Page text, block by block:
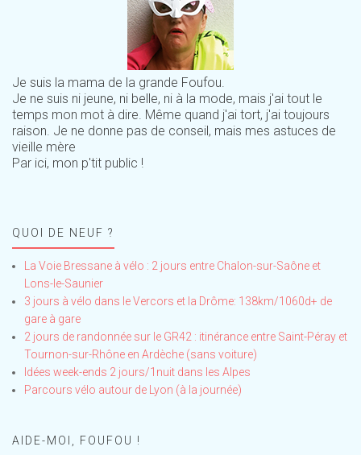
Je suis la mama de la grande Foufou.
Je ne suis ni jeune, ni belle, ni à la mode, mais j'ai tout le
temps mon mot à dire. Même quand j'ai tort, j'ai toujours
raison. Je ne donne pas de conseil, mais mes astuces de
vieille mère
Par ici, mon p'tit public !
QUOI DE NEUF ?
La Voie Bressane à vélo : 2 jours entre Chalon-sur-Saône et
Lons-le-Saunier
3 jours à vélo dans le Vercors et la Drôme: 138km/1060d+ de
gare à gare
2 jours de randonnée sur le GR42 : itinérance entre Saint-Péray et
Tournon-sur-Rhône en Ardèche (sans voiture)
Idées week-ends 2 jours/1nuit dans les Alpes
Parcours vélo autour de Lyon (à la journée)
AIDE-MOI, FOUFOU !